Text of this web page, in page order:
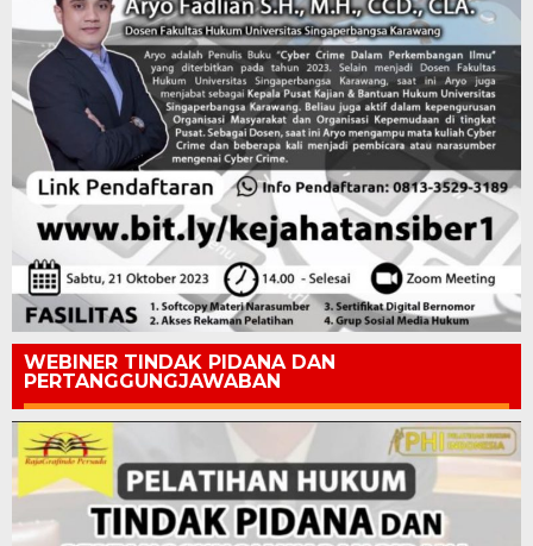
WEBINER TINDAK PIDANA DAN
PERTANGGUNGJAWABAN